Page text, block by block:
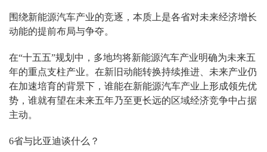
围绕新能源汽车产业的竞逐，本质上是各省对未来经济增长
动能的提前布局与争夺。
在“十五五”规划中，多地均将新能源汽车产业明确为未来五
年的重点支柱产业。在新旧动能转换持续推进、未来产业仍
在加速培育的背景下，谁能在新能源汽车产业上形成领先优
势，谁就有望在未来五年乃至更长远的区域经济竞争中占据
主动。
6省与比亚迪谈什么？